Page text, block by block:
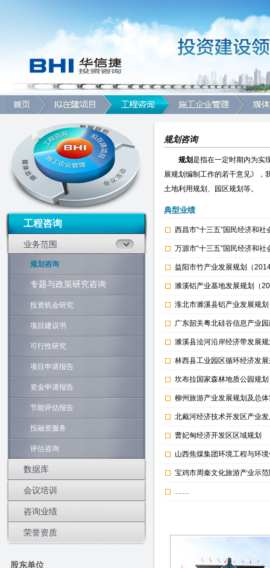
工程咨询
业务范围
规划咨询
专题与政策研究咨询
投资机会研究
项目建议书
可行性研究
项目申请报告
资金申请报告
节能评估报告
投融资服务
评估咨询
数据库
会议培训
咨询业绩
荣誉资质
股东单位
规划咨询
规划是指在一定时期内为实
展规划编制工作的若干意见》，
土地利用规划、园区规划等。
典型业绩
西昌市“十三五”国民经济和社
万源市“十三五”国民经济和社
益阳市竹产业发展规划（
濉溪铝产业基地发展规划（
淮北市濉溪县铝产业发展规划
广东韶关粤北硅谷信息产业
濉溪县浍河沿岸经济带发展
林西县工业园区循环经济发
坎布拉国家森林地质公园规划
柳州旅游产业发展规划及总
北戴河经济技术开发区产业
曹妃甸经济开发区区域规划
山西焦煤集团环境工程与环
宝鸡市周秦文化旅游产业示
……